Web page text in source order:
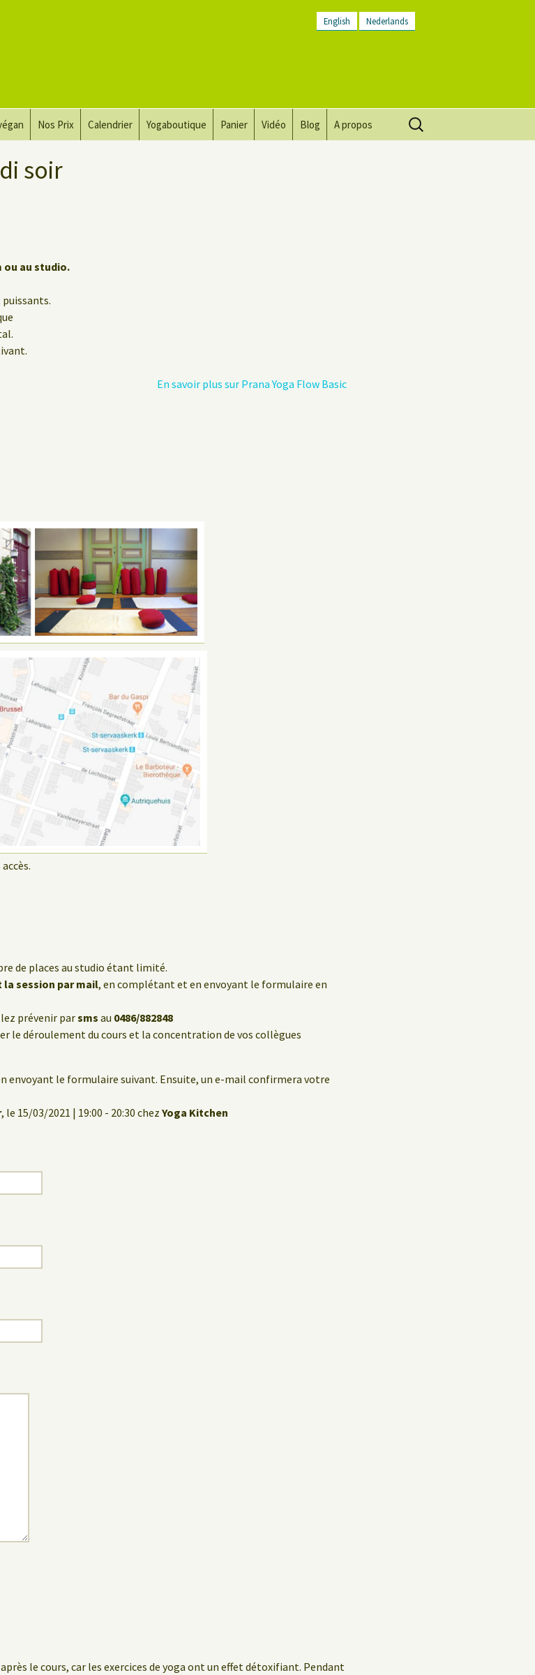
English Nederlands
vegan
Nos Prix Calendrier Yogaboutique Panier Vidéo Blog A propos
Rechercher :
soir
ou au studio.
En savoir plus sur Prana Yoga Flow Basic
de places au studio étant limité.
la session par mail, en complétant et en envoyant le formulaire en
prévenir parsms au 0486/882848
le déroulement du cours et la concentration de vos collègues
envoyant le formulaire suivant. Ensuite, un e-mail confirmera votre
, le 15/03/2021 | 19:00 - 20:30 chez Yoga Kitchen
le cours, car les exercices de yoga ont un effet détoxifiant. Pendant